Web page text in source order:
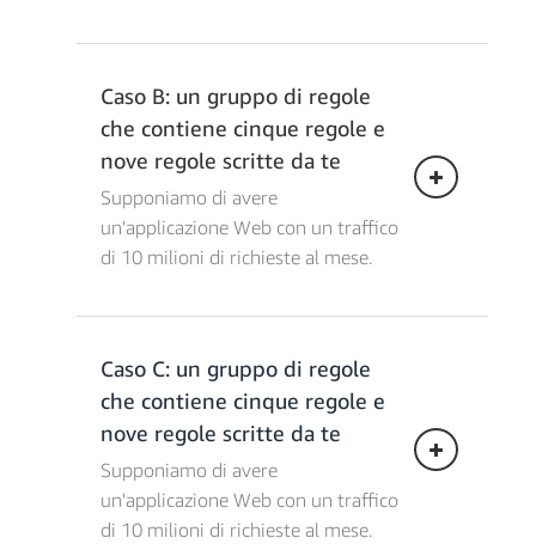
Costi dell'ACL Web = 4,93 € x 1 =
4,93 €
Costi per le regole = 0,99 € * (19
Costi per le richieste = 0,59 €/milione *
10 milioni = 5,90 €
Spese combinate totali = 29,64
Caso B: un gruppo di regole
che contiene cinque regole e
nove regole scritte da te
Supponiamo di avere
un'applicazione Web con un traffico
di 10 milioni di richieste al mese.
Costi dell'ACL Web = 4,93 € x 1 =
4,93 €
Costi per le regole = 0,99 € * (19
Costi per le richieste = 0,59 €/milione *
10 milioni = 5,90 €
Spese combinate totali = 29,64
Caso C: un gruppo di regole
che contiene cinque regole e
nove regole scritte da te
Supponiamo di avere
un'applicazione Web con un traffico
di 10 milioni di richieste al mese.